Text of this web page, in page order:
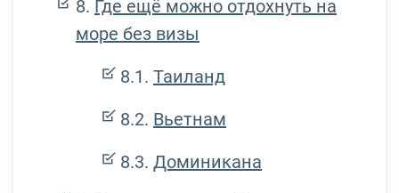
Где ещё можно отдохнуть на
море без визы
Таиланд
Вьетнам
Доминикана